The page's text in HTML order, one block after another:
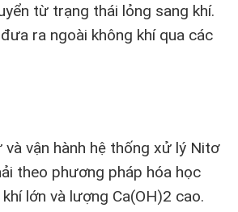
từ trạng thái lỏng sang khí.
ra ngoài không khí qua các
và vận hành hệ thống xử lý Nitơ
theo phương pháp hóa học
lớn và lượng Ca(OH)2 cao.